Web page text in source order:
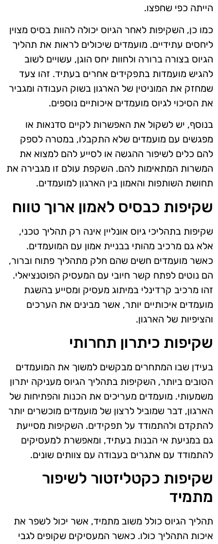
הייתה כפי שחפצו.
כמו כן, השקיפות לאחר הגיוס יכולה להוות בסיס מצוין
ליחסים עתידיים. מועמדים שיכולים לראות את תהליך
הגיוס בצורה ברורה ולחוות יחס הוגן, עשויים לשוב
להגיש מועמדות בתפקידים אחרים בעתיד. זהו צעד
שמחזק את המוניטין של הארגון בשוק העבודה ומגביר
את הסיכוי לגיוס מועמדים איכותיים נוספים.
בנוסף, יש לשקול את האפשרות לקיים סדנאות או
מפגשים עם מועמדים שלא התקבלו, במטרה לספק
להם כלים לשיפור ההגשה או לסייע להם למצוא את
המשרות המתאימות להם. השקפת עולם זו מגבירה את
תחושת השותפות והאמון בין הארגון למועמדים.
שקיפות כבסיס לאמון ארוך טווח
שקיפות בתהליכי גיוס אונליין אינה רק תהליך טכני,
אלא גם מרכיב מהותי בבניית אמון עם המועמדים.
כאשר מועמדים חשים שהם חלק מתהליך פתוח וברור,
הם נוטים לפתח קשר חיובי עם המעסיק הפוטנציאלי.
זהו מרכיב קרדינלי במיתוג מעסיק ומסייע בהשגת
מועמדים איכותיים יותר, אשר מבינים את הערכים
והציפיות של הארגון.
שקיפות כיתרון תחרותי
בעידן שבו המתחרים מבקשים למשוך את המועמדים
הטובים ביותר, השקיפות בתהליך הגיוס מעניקה יתרון
משמעותי. מועמדים מעריכים את הכנות והפתיחות של
הארגון, דבר שמוביל לרצון של מועמדים מוכשרים יותר
להתקדם ולהתמודד על תפקידים. השקיפות מסייעת
גם במניעת אי הבנות בעתיד, ומאפשרת למעסיקים
להתמודד עם אתגרים בעבודה עם צוותים שונים.
שקיפות כקטליזטור לשיפור
מתמיד
תהליך הגיוס כולל משוב מתמיד, אשר יכול לשפר את
איכות התהליך כולו. כאשר המעסיקים שקופים לגבי